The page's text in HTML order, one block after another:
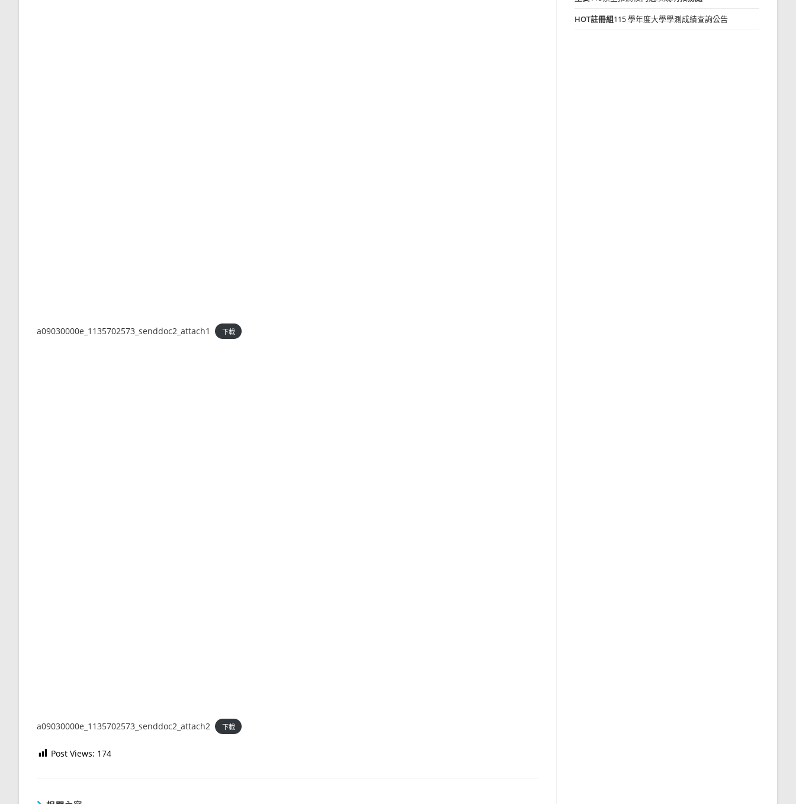
a09030000e_1135702573_senddoc2_attach1 下載
a09030000e_1135702573_senddoc2_attach2 下載
Post Views: 174
HOT註冊組115 學年度大學學測成績查詢公告